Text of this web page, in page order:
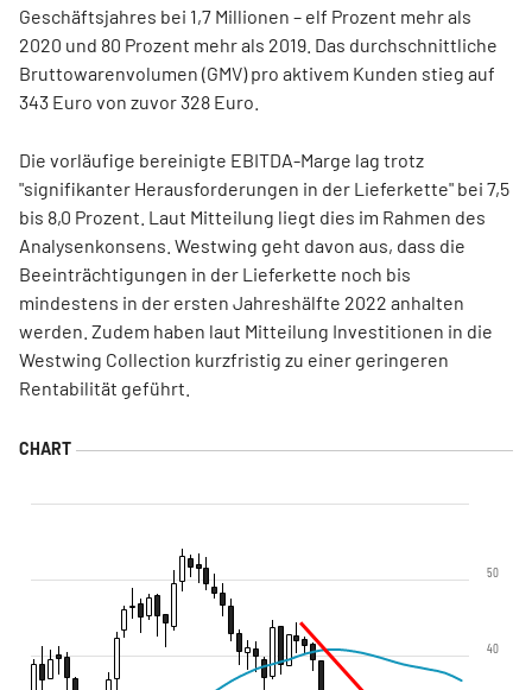
Geschäftsjahres bei 1,7 Millionen – elf Prozent mehr als
2020 und 80 Prozent mehr als 2019. Das durchschnittliche
Bruttowarenvolumen (GMV) pro aktivem Kunden stieg auf
343 Euro von zuvor 328 Euro.
Die vorläufige bereinigte EBITDA-Marge lag trotz
"signifikanter Herausforderungen in der Lieferkette" bei 7,5
bis 8,0 Prozent. Laut Mitteilung liegt dies im Rahmen des
Analysenkonsens. Westwing geht davon aus, dass die
Beeinträchtigungen in der Lieferkette noch bis
mindestens in der ersten Jahreshälfte 2022 anhalten
werden. Zudem haben laut Mitteilung Investitionen in die
Westwing Collection kurzfristig zu einer geringeren
Rentabilität geführt.
40
50